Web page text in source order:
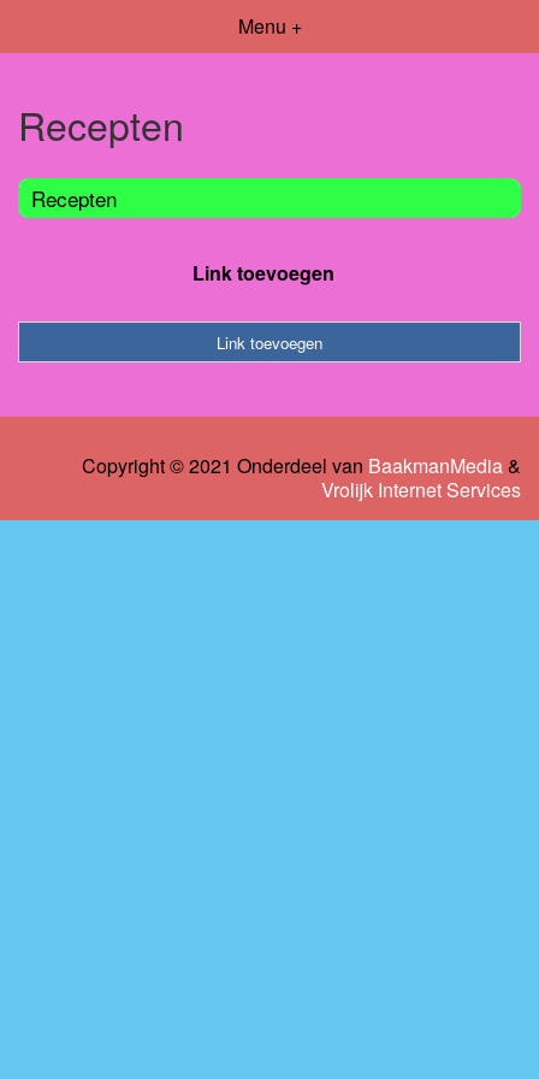
Menu +
Recepten
Recepten
Link toevoegen
Link toevoegen
Copyright © 2021 Onderdeel van BaakmanMedia&
Vrolijk Internet Services